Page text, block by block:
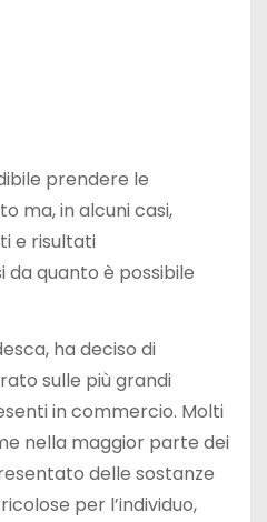
prendere le
ma, in alcuni casi,
e risultati
quanto è possibile
ha deciso di
sulle più grandi
in commercio. Molti
nella maggior parte dei
delle sostanze
per l’individuo,